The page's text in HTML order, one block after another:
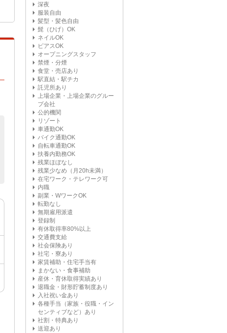
深夜
服装自由
髪型・髪色自由
髭（ひげ）OK
ネイルOK
ピアスOK
オープニングスタッフ
禁煙・分煙
食堂・売店あり
駅直結・駅チカ
託児所あり
上場企業・上場企業のグルー
プ会社
公的機関
リゾート
車通勤OK
バイク通勤OK
自転車通勤OK
扶養内勤務OK
残業ほぼなし
残業少なめ（月20h未満）
在宅ワーク・テレワーク可
内職
副業・WワークOK
転勤なし
無期雇用派遣
登録制
有休取得率80%以上
交通費支給
社会保険あり
社宅・寮あり
家賃補助・住宅手当有
まかない・食事補助
産休・育休取得実績あり
退職金・財形貯蓄制度あり
入社祝い金あり
各種手当（家族・役職・イン
センティブなど）あり
社割・特典あり
送迎あり